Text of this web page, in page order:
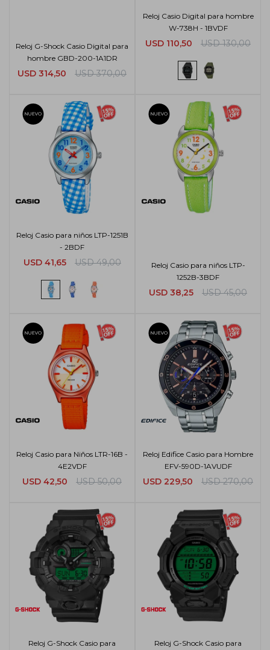
Reloj G-Shock Casio Digital para
hombre GBD-200-1A1DR
USD 314,50 USD 370,00
Reloj Casio Digital para hombre
W-738H - 1BVDF
USD 110,50 USD 130,00
Reloj Casio para niños LTP-1251B
- 2BDF
USD 41,65 USD 49,00
Reloj Casio para niños LTP-
1252B-3BDF
USD 38,25 USD 45,00
Reloj Casio para Niños LTR-16B -
4E2VDF
USD 42,50 USD 50,00
Reloj Edifice Casio para Hombre
EFV-590D-1AVUDF
USD 229,50 USD 270,00
Reloj G-Shock Casio para
Reloj G-Shock Casio para